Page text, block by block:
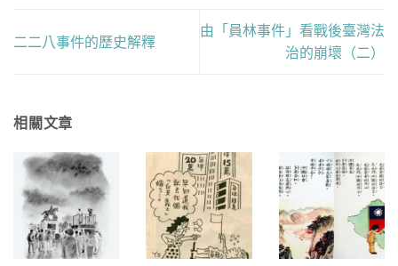
二二八事件的歷史解釋
由「員林事件」看戰後臺灣法
治的崩壞（二）
相關文章